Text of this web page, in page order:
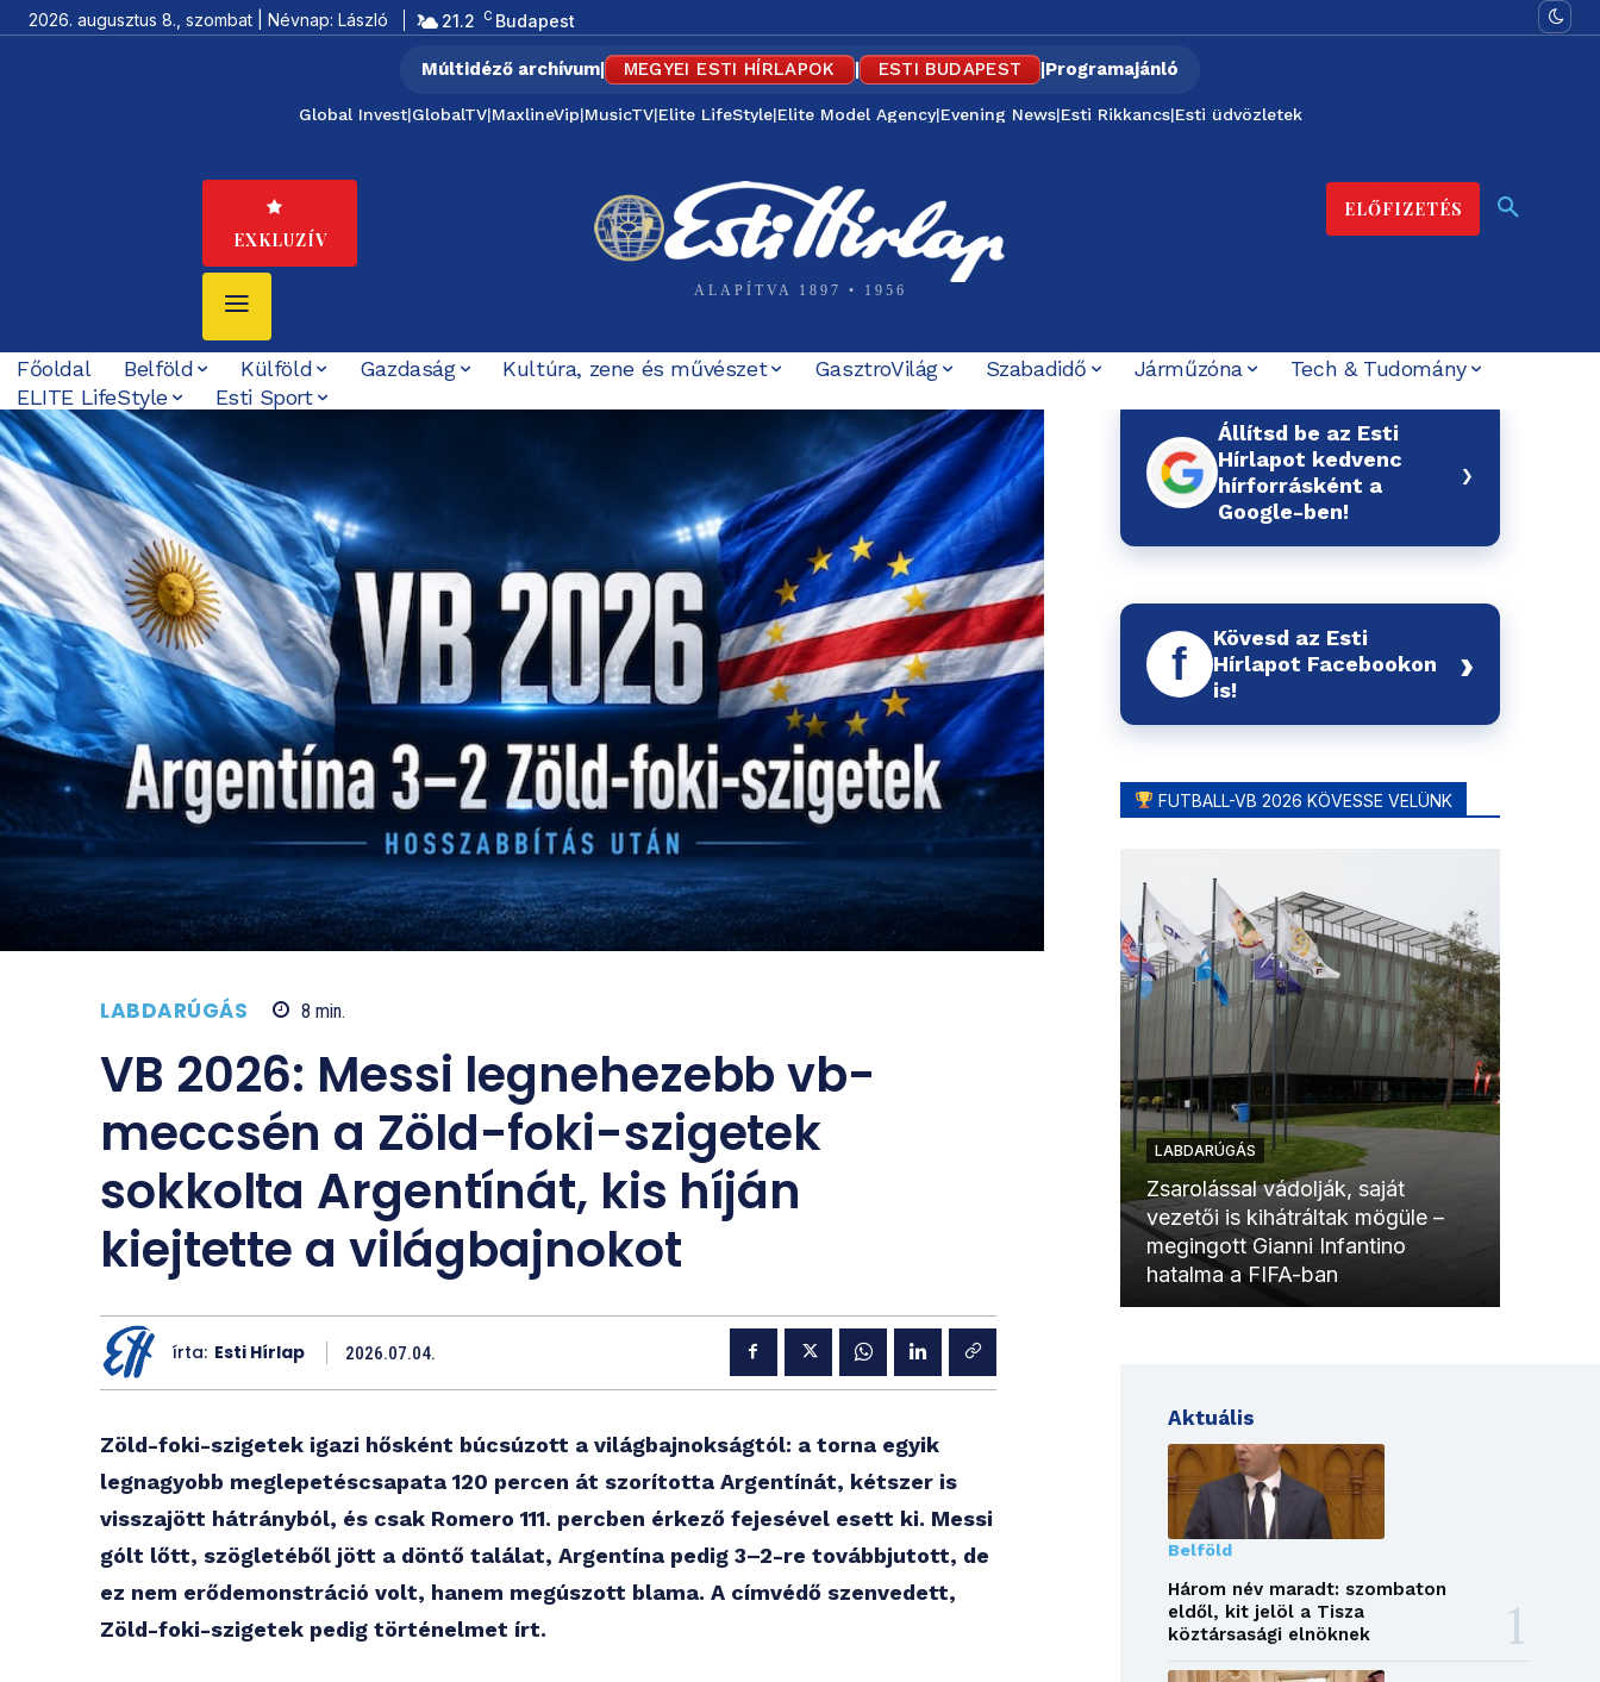
2026. augusztus 8., szombat | Névnap: László 21.2 C Budapest
Múltidéző archívum| MEGYEI ESTI HÍRLAPOK | ESTI BUDAPEST |Programajánló
Global Invest|GlobalTV|MaxlineVip|MusicTV|Elite LifeStyle|Elite Model Agency|Evening News|Esti Rikkancs|Esti üdvözletek
EXKLUZÍV
ALAPÍTVA 1897 • 1956
ELŐFIZETÉS
Főoldal Belföld Külföld Gazdaság Kultúra, zene és művészet GasztroVilág Szabadidő Járműzóna
Tech & Tudomány
ELITE LifeStyle
Esti Sport
LABDARÚGÁS 8 min.
VB 2026: Messi legnehezebb vb-
meccsén a Zöld-foki-szigetek
sokkolta Argentínát, kis híján
kiejtette a világbajnokot
írta: Esti Hírlap 2026.07.04.
Zöld-foki-szigetek igazi hősként búcsúzott a világbajnokságtól: a torna egyik
legnagyobb meglepetéscsapata 120 percen át szorította Argentínát, kétszer is
visszajött hátrányból, és csak Romero 111. percben érkező fejesével esett ki. Messi
gólt lőtt, szögletéből jött a döntő találat, Argentína pedig 3–2-re továbbjutott, de
ez nem erődemonstráció volt, hanem megúszott blama. A címvédő szenvedett,
Zöld-foki-szigetek pedig történelmet írt.
Állítsd be az Esti
Hírlapot kedvenc
hírforrásként a
Google-ben!
›
f
Kövesd az Esti
Hírlapot Facebookon
is!
›
FUTBALL-VB 2026 KÖVESSE VELÜNK
LABDARÚGÁS
Zsarolással vádolják, saját
vezetői is kihátráltak mögüle –
megingott Gianni Infantino
hatalma a FIFA-ban
Aktuális
Belföld
Három név maradt: szombaton
eldől, kit jelöl a Tisza
köztársasági elnöknek